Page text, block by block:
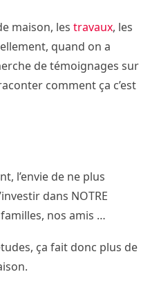
maison, les travaux, les
quand on a
de témoignages sur
comment ça c’est
l’envie de ne plus
dans NOTRE
nos amis …
ça fait donc plus de